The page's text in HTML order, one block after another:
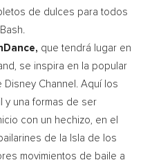
de dulces para todos
que tendrá lugar en
se inspira en la popular
Channel. Aquí los
y una formas de ser
con un hechizo, en el
de la Isla de los
movimientos de baile a